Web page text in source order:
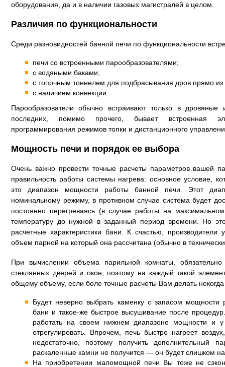
оборудования, да и в наличии газовых магистралей в целом.
Различия по функциональности
Среди разновидностей банной печи по функциональности
печи со встроенными парообразователями;
с водяными баками;
с топочным тоннелем для подбрасывания дров прямо из
с наличием конвекции.
Парообразователи обычно встраивают только в дровяные
последних, помимо прочего, бывает встроенная
программирования режимов топки и дистанционного
Мощность печи и порядок ее выбора
Очень важно провести точные расчеты параметров вашей
правильность работы системы нагрева: основное условие,
это диапазон мощности работы банной печи. Этот
номинальному режиму, в противном случае система будет
постоянно перегреваясь (в случае работы на
температуру до нужной в заданный период времени. Но
расчетные характеристики бани. К счастью, производители
объем парной на который она рассчитана (обычно в
При вычислении объема парильной комнаты,
стеклянных дверей и окон, поэтому на каждый такой
общему объему, если боле точные расчеты Вам делать
Будет неверно выбрать каменку с запасом мощности
бани и такое-же быстрое высушивание после
работать на своем нижнем диапазоне мощности и
отрегулировать. Впрочем, печь быстро нагреет
недостаточно, поэтому получить
раскаленные камни не получится — он будет слишком
На приобретении маломощной печи Вы тоже не